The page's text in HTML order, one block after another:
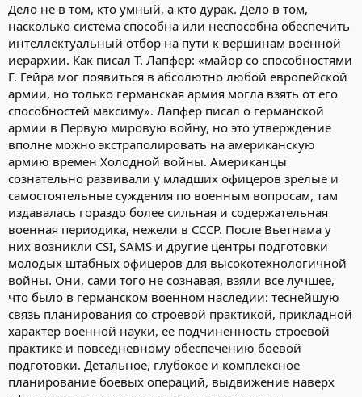
Дело не в том, кто умный, а кто дурак. Дело в том,
насколько система способна или неспособна обеспечить
интеллектуальный отбор на пути к вершинам военной
иерархии. Как писал Т. Лапфер: «майор со способностями
Г. Гейра мог появиться в абсолютно любой европейской
армии, но только германская армия могла взять от его
способностей максиму». Лапфер писал о германской
армии в Первую мировую войну, но это утверждение
вполне можно экстраполировать на американскую
армию времен Холодной войны. Американцы
сознательно развивали у младших офицеров зрелые и
самостоятельные суждения по военным вопросам, там
издавалась гораздо более сильная и содержательная
военная периодика, нежели в СССР. После Вьетнама у
них возникли CSI, SAMS и другие центры подготовки
молодых штабных офицеров для высокотехнологичной
войны. Они, сами того не сознавая, взяли все лучшее,
что было в германском военном наследии: теснейшую
связь планирования со строевой практикой, прикладной
характер военной науки, ее подчиненность строевой
практике и повседневному обеспечению боевой
подготовки. Детальное, глубокое и комплексное
планирование боевых операций, выдвижение наверх